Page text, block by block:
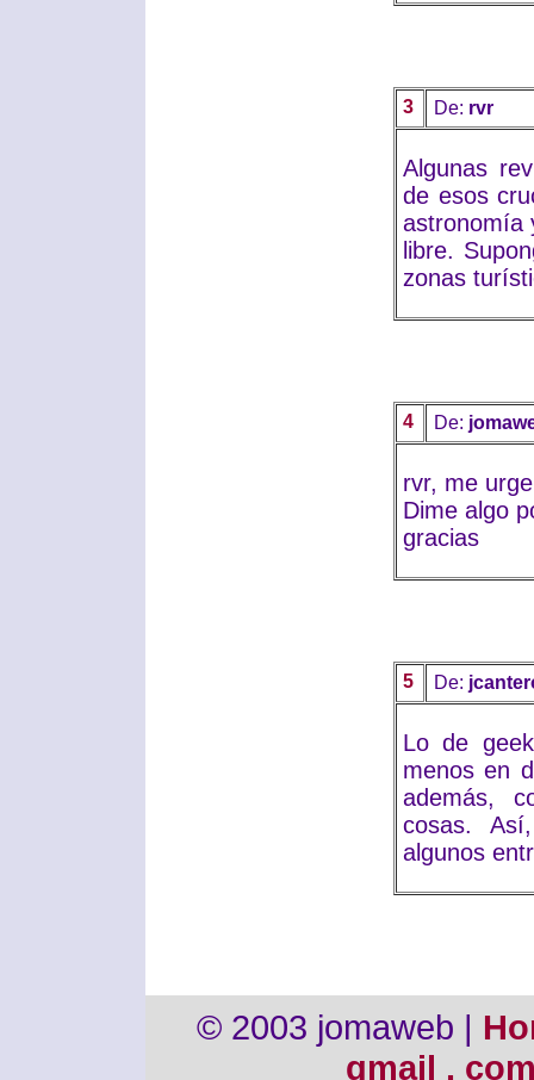
3 De: rvr
Algunas
de esos
libre.
zonas
4 De:
rvr, me
Dime algo
gracias
5 De:
Lo de
menos en
además,
cosas.
algunos
© 2003 jomaweb |
gmail .